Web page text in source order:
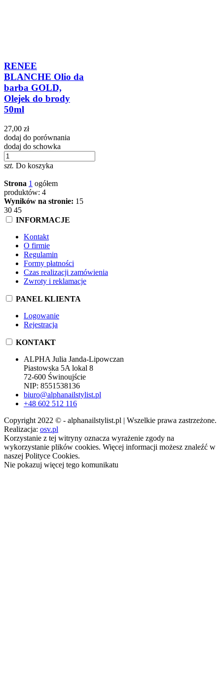
RENEE
BLANCHE Olio da
barba GOLD,
Olejek do brody
50ml
27,00 zł
dodaj do porównania
dodaj do schowka
szt. Do koszyka
Strona 1 ogółem
produktów: 4
Wyników na stronie: 15
30 45
INFORMACJE
Kontakt
O firmie
Regulamin
Formy płatności
Czas realizacji zamówienia
Zwroty i reklamacje
PANEL KLIENTA
Logowanie
Rejestracja
KONTAKT
ALPHA Julia Janda-Lipowczan
Piastowska 5A lokal 8
72-600 Świnoujście
NIP: 8551538136
biuro@alphanailstylist.pl
+48 602 512 116
Copyright 2022 © - alphanailstylist.pl | Wszelkie prawa zastrzeżone.
Realizacja: osv.pl
Korzystanie z tej witryny oznacza wyrażenie zgody na
wykorzystanie plików cookies. Więcej informacji możesz znaleźć w
naszej Polityce Cookies.
Nie pokazuj więcej tego komunikatu